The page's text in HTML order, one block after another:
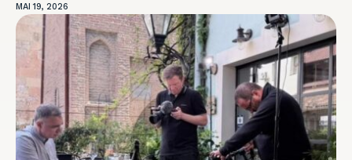
MAI 19, 2026